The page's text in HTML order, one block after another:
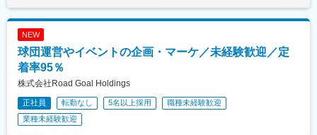
NEW
球団運営やイベントの企画・マーケ／未経験歓迎／定
着率95％
株式会社Road Goal Holdings
正社員 転勤なし 5名以上採用
職種未経験歓迎
業種未経験歓迎